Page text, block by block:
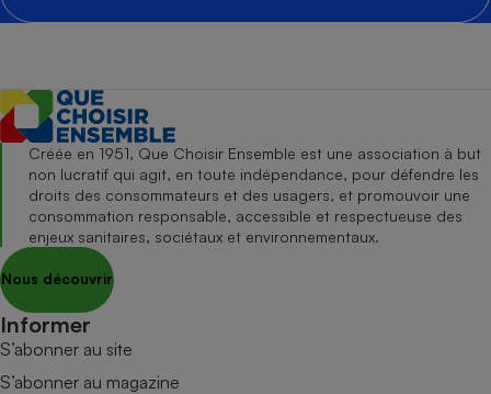
Créée en 1951, Que Choisir Ensemble est une association à but
non lucratif qui agit, en toute indépendance, pour défendre les
droits des consommateurs et des usagers, et promouvoir une
consommation responsable, accessible et respectueuse des
enjeux sanitaires, sociétaux et environnementaux.
Nous découvrir
Informer
S’abonner au site
S’abonner au magazine